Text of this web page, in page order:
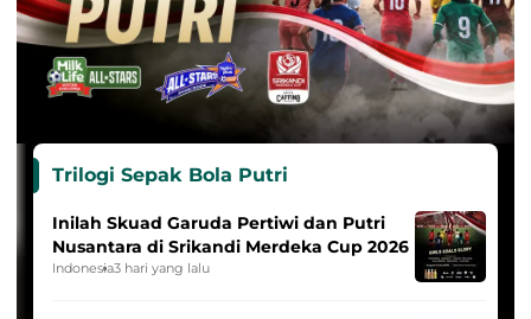
Trilogi Sepak Bola Putri
Inilah Skuad Garuda Pertiwi dan Putri
Nusantara di Srikandi Merdeka Cup 2026
Indonesia3 hari yang lalu